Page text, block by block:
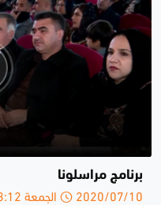
برنامج مراسلونا
2020/07/10 الجمعة 13:12 م